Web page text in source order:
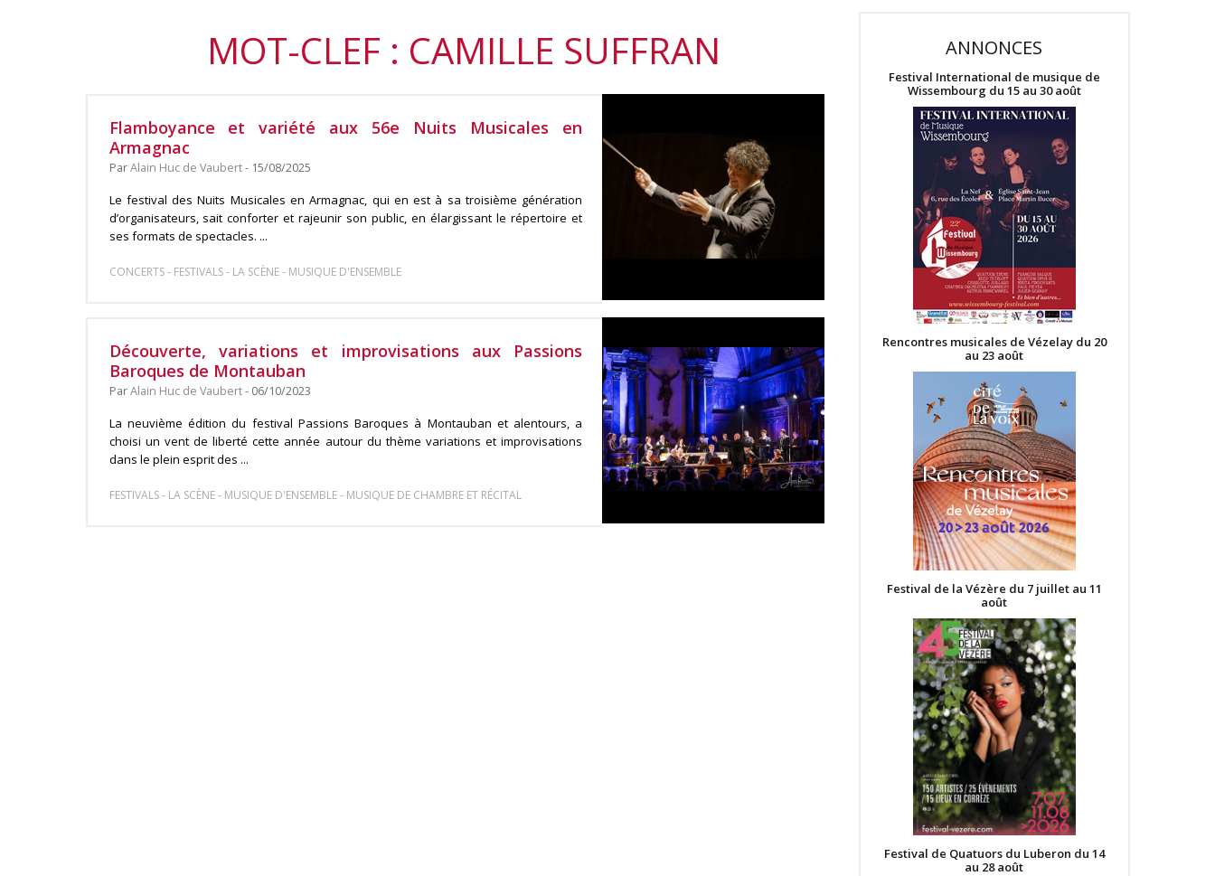
MOT-CLEF : CAMILLE SUFFRAN
Flamboyance et variété aux 56e Nuits Musicales en
Armagnac
ParAlain Huc de Vaubert- 15/08/2025
Le festival des Nuits Musicales en Armagnac, qui en est à sa troisième génération
d’organisateurs, sait conforter et rajeunir son public, en élargissant le répertoire et
ses formats de spectacles. ...
CONCERTS- FESTIVALS- LA SCÈNE- MUSIQUE D'ENSEMBLE
Découverte, variations et improvisations aux Passions
Baroques de Montauban
ParAlain Huc de Vaubert- 06/10/2023
La neuvième édition du festival Passions Baroques à Montauban et alentours, a
choisi un vent de liberté cette année autour du thème variations et improvisations
dans le plein esprit des ...
FESTIVALS- LA SCÈNE- MUSIQUE D'ENSEMBLE- MUSIQUE DE CHAMBRE ET RÉCITAL
ANNONCES
Festival International de musique de
Wissembourg du 15 au 30 août
Rencontres musicales de Vézelay du 20
au 23 août
Festival de la Vézère du 7 juillet au 11
août
Festival de Quatuors du Luberon du 14
au 28 août